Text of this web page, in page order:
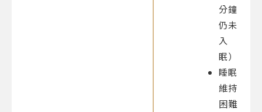
分鐘
仍未
入
眠）
睡眠
維持
困難